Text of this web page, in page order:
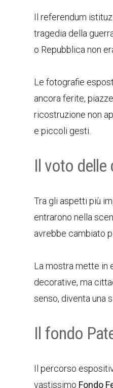
Il referendum
tragedia della
o Repubblica non
Le fotografie
ancora ferite,
ricostruzione non
e piccoli gesti.
Il voto delle
Tra gli aspetti più
entrarono nella
avrebbe cambiato
La mostra mette in
decorative, ma
senso, diventa una
Il fondo
Il percorso
vastissimo Fondo